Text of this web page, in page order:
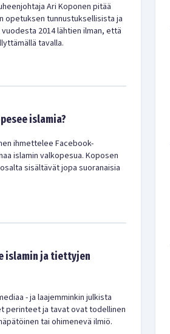
Ari Koponen pitää
opetuksen tunnustuksellisista ja
2014 lähtien ilman, että
tavalla.
islamia?
ihmettelee Facebook-
islamin valkopesua. Koposen
sisältävät jopa suoranaisia
islamin ja tiettyjen
- ja laajemminkin julkista
perinteet ja tavat ovat todellinen
tai ohimenevä ilmiö.